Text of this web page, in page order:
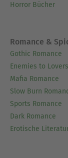
Horror Bücher
Romance &
Gothic Romance
Enemies to Lovers
Mafia Romance
Slow Burn
Sports Romance
Dark Romance
Erotische